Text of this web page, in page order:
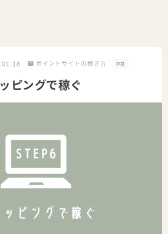
ポイントサイトの稼ぎ方 PR
ピングで稼ぐ